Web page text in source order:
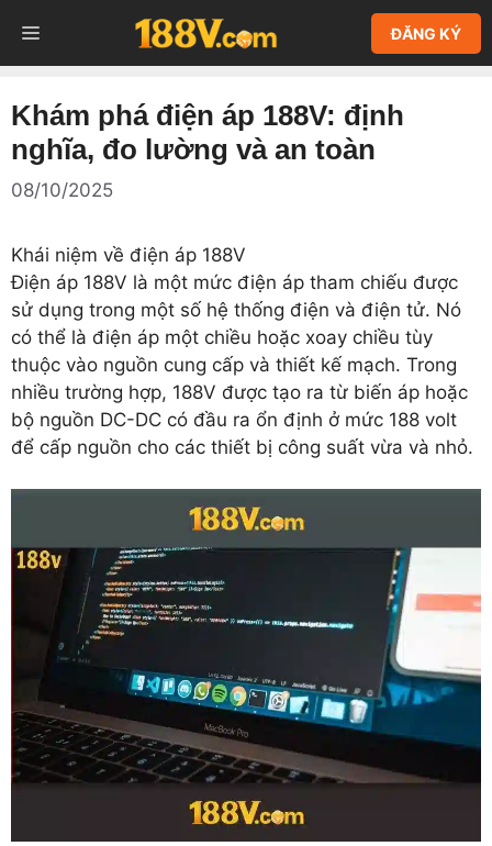
đến
nội
ĐĂNG KÝ
MENU
Khám phá điện áp 188V: định
nghĩa, đo lường và an toàn
08/10/2025
Khái niệm về điện áp 188V
Điện áp 188V là một mức điện áp tham chiếu được
sử dụng trong một số hệ thống điện và điện tử. Nó
có thể là điện áp một chiều hoặc xoay chiều tùy
thuộc vào nguồn cung cấp và thiết kế mạch. Trong
nhiều trường hợp, 188V được tạo ra từ biến áp hoặc
bộ nguồn DC-DC có đầu ra ổn định ở mức 188 volt
để cấp nguồn cho các thiết bị công suất vừa và nhỏ.